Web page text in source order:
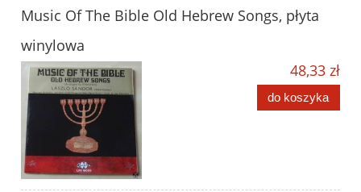
Music Of The Bible Old Hebrew Songs, płyta
winylowa
48,33 zł
do koszyka